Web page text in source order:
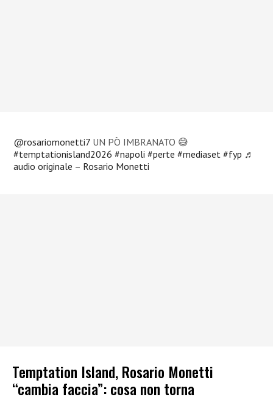
@rosariomonetti7 UN PÒ IMBRANATO 😅
#temptationisland2026 #napoli #perte #mediaset #fyp ♬
audio originale – Rosario Monetti
Temptation Island, Rosario Monetti
“cambia faccia”: cosa non torna